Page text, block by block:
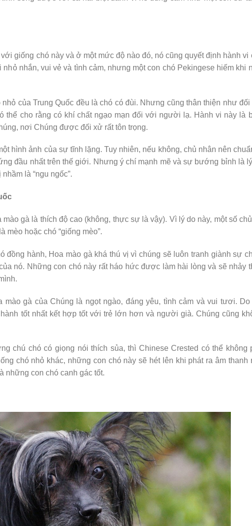
giống chó này và ở một mức độ nào đó, nó cũng quyết định hành vi
nhắn, vui vẻ và tình cảm, nhưng một con chó Pekingese hiếm khi
của Trung Quốc đều là chó có đùi. Nhưng cũng thân thiện như
thể cho rằng có khí chất ngạo mạn đối với người lạ. Hành vi này là
nơi Chúng được đối xử rất tôn trọng.
hình ảnh của sự tĩnh lặng. Tuy nhiên, nếu không, chủ nhân nên
đầu nhất trên thế giới. Nhưng ý chí mạnh mẽ và sự bướng bỉnh là
là “ngu ngốc”.
gà là thích độ cao (không, thực sự là vậy). Vì lý do này, một số
mèo hoặc chó “giống mèo”.
đồng hành, Hoa mào gà khá thú vị vì chúng sẽ luôn tranh giành sự
nó. Những con chó này rất háo hức được làm hài lòng và sẽ nhảy
mào gà của Chúng là ngọt ngào, đáng yêu, tình cảm và vui tươi. Do
tốt nhất kết hợp tốt với trẻ lớn hơn và người già. Chúng cũng
chú chó có giọng nói thích sủa, thì Chinese Crested có thể không
chó nhỏ khác, những con chó này sẽ hét lên khi phát ra âm thanh
những con chó canh gác tốt.